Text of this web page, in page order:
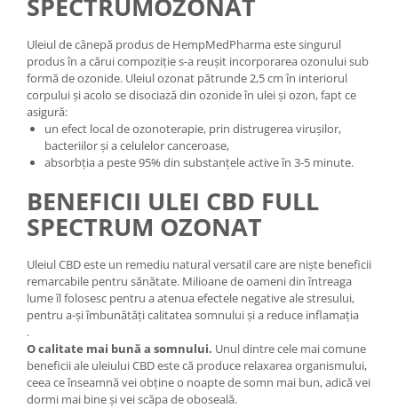
Uleiul de cânepă produs de HempMedPharma este singurul
produs în a cărui compoziție s-a reușit incorporarea ozonului sub
formă de ozonide. Uleiul ozonat pătrunde 2,5 cm în interiorul
corpului și acolo se disociază din ozonide în ulei și ozon, fapt ce
asigură:
un efect local de ozonoterapie, prin distrugerea virușilor,
bacteriilor și a celulelor canceroase,
absorbția a peste 95% din substanțele active în 3-5 minute.
BENEFICII ULEI CBD FULL
SPECTRUM OZONAT
Uleiul CBD este un remediu natural versatil care are niște beneficii
remarcabile pentru sănătate. Milioane de oameni din întreaga
lume îl folosesc pentru a atenua efectele negative ale stresului,
pentru a-și îmbunătăți calitatea somnului și a reduce inflamația
.
O calitate mai bună a somnului. Unul dintre cele mai comune
beneficii ale uleiului CBD este că produce relaxarea organismului,
ceea ce înseamnă vei obține o noapte de somn mai bun, adică vei
dormi mai bine și vei scăpa de oboseală.